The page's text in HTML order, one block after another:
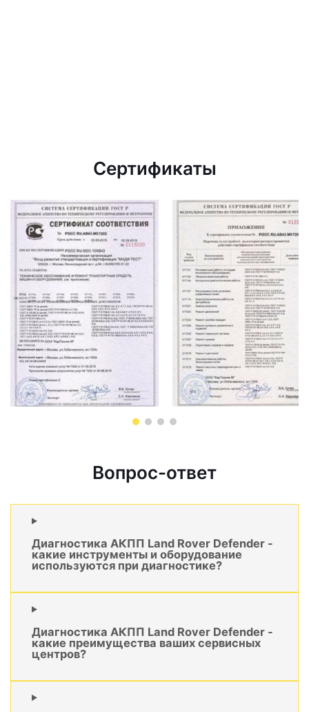
Сертификаты
Вопрос-ответ
Диагностика АКПП Land Rover Defender -
какие инструменты и оборудование
используются при диагностике?
Диагностика АКПП Land Rover Defender -
какие преимущества ваших сервисных
центров?